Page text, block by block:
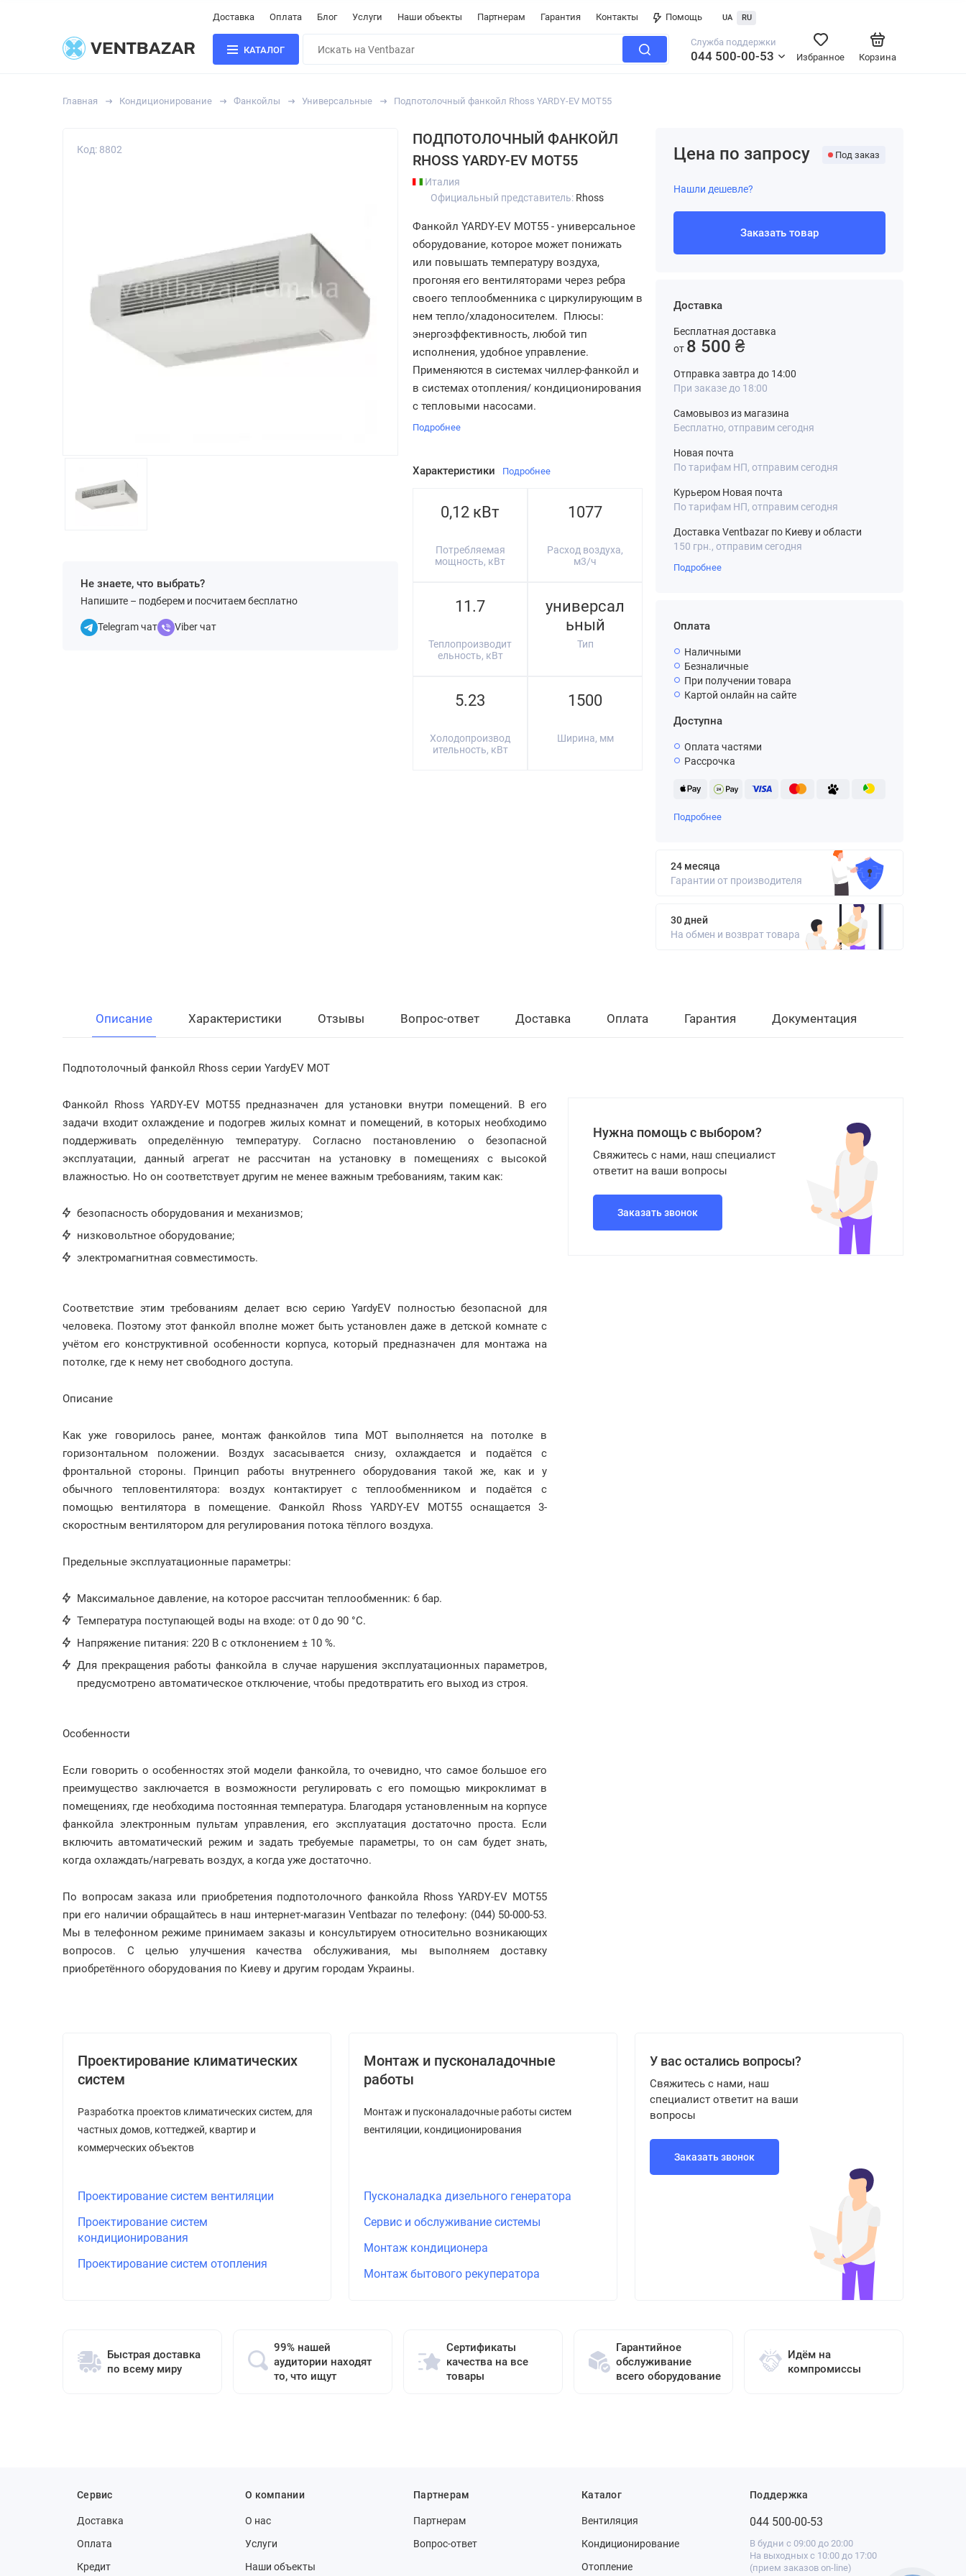
Доставка Оплата Блог Услуги Наши объекты Партнерам Гарантия Контакты Помощь UA RU
КАТАЛОГ
Служба поддержки
044 500-00-53 Корзина
Избранное
Главная Кондиционирование Фанкойлы Универсальные Подпотолочный фанкойл Rhoss YARDY-EV MOT55
Код: 8802
Не знаете, что выбрать?
Напишите – подберем и посчитаем бесплатно
Telegram чат Viber чат
ПОДПОТОЛОЧНЫЙ ФАНКОЙЛ
RHOSS YARDY-EV MOT55
Италия
Официальный представитель: Rhoss
Фанкойл YARDY-EV MOT55 - универсальное
оборудование, которое может понижать
или повышать температуру воздуха,
прогоняя его вентиляторами через ребра
своего теплообменника с циркулирующим в
нем тепло/хладоносителем. Плюсы:
энергоэффективность, любой тип
исполнения, удобное управление.
Применяются в системах чиллер-фанкойл и
в системах отопления/ кондиционирования
с тепловыми насосами.
Подробнее
Характеристики Подробнее
0,12 кВт
Потребляемая
мощность, кВт
1077
Расход воздуха,
м3/ч
11.7
Теплопроизводит
ельность, кВт
универсал
ьный
Тип
5.23
Холодопроизвод
ительность, кВт
1500
Ширина, мм
Цена по запросу Под заказ
Нашли дешевле?
Заказать товар
Доставка
Бесплатная доставка
от 8 500 ₴
Отправка завтра до 14:00
При заказе до 18:00
Самовывоз из магазина
Бесплатно, отправим сегодня
Новая почта
По тарифам НП, отправим сегодня
Курьером Новая почта
По тарифам НП, отправим сегодня
Доставка Ventbazar по Киеву и области
150 грн., отправим сегодня
Подробнее
Оплата
Наличными
Безналичные
При получении товара
Картой онлайн на сайте
Доступна
Оплата частями
Рассрочка
Подробнее
24 месяца
Гарантии от производителя
30 дней
На обмен и возврат товара
Описание Характеристики Отзывы Вопрос-ответ Доставка Оплата Гарантия Документация
Подпотолочный фанкойл Rhoss серии YardyEV MOT
Фанкойл Rhoss YARDY-EV MOT55 предназначен для установки внутри помещений. В его
задачи входит охлаждение и подогрев жилых комнат и помещений, в которых необходимо
поддерживать определённую температуру. Согласно постановлению о безопасной
эксплуатации, данный агрегат не рассчитан на установку в помещениях с высокой
влажностью. Но он соответствует другим не менее важным требованиям, таким как:
безопасность оборудования и механизмов;
низковольтное оборудование;
электромагнитная совместимость.
Соответствие этим требованиям делает всю серию YardyEV полностью безопасной для
человека. Поэтому этот фанкойл вполне может быть установлен даже в детской комнате с
учётом его конструктивной особенности корпуса, который предназначен для монтажа на
потолке, где к нему нет свободного доступа.
Описание
Как уже говорилось ранее, монтаж фанкойлов типа МОТ выполняется на потолке в
горизонтальном положении. Воздух засасывается снизу, охлаждается и подаётся с
фронтальной стороны. Принцип работы внутреннего оборудования такой же, как и у
обычного тепловентилятора: воздух контактирует с теплообменником и подаётся с
помощью вентилятора в помещение. Фанкойл Rhoss YARDY-EV MOT55 оснащаeтся 3-
скоростным вентилятором для регулирования потока тёплого воздуха.
Предельные эксплуатационные параметры:
Максимальное давление, на которое рассчитан теплообменник: 6 бар.
Температура поступающей воды на входе: от 0 до 90 °C.
Напряжение питания: 220 В с отклонением ± 10 %.
Для прекращения работы фанкойла в случае нарушения эксплуатационных параметров,
предусмотрено автоматическое отключение, чтобы предотвратить его выход из строя.
Особенности
Если говорить о особенностях этой модели фанкойла, то очевидно, что самое большое его
преимущество заключается в возможности регулировать с его помощью микроклимат в
помещениях, где необходима постоянная температура. Благодаря установленным на корпусе
фанкойла электронным пультам управления, его эксплуатация достаточно проста. Если
включить автоматический режим и задать требуемые параметры, то он сам будет знать,
когда охлаждать/нагревать воздух, а когда уже достаточно.
По вопросам заказа или приобретения подпотолочного фанкойла Rhoss YARDY-EV MOT55
при его наличии обращайтесь в наш интернет-магазин Ventbazar по телефону: (044) 50-000-53.
Мы в телефонном режиме принимаем заказы и консультируем относительно возникающих
вопросов. С целью улучшения качества обслуживания, мы выполняем доставку
приобретённого оборудования по Киеву и другим городам Украины.
Нужна помощь с выбором?
Свяжитесь с нами, наш специалист
ответит на ваши вопросы
Заказать звонок
Проектирование климатических
систем
Разработка проектов климатических систем, для
частных домов, коттеджей, квартир и
коммерческих объектов
Проектирование систем вентиляции
Проектирование систем
кондиционирования
Проектирование систем отопления
Монтаж и пусконаладочные
работы
Монтаж и пусконаладочные работы систем
вентиляции, кондиционирования
Пусконаладка дизельного генератора
Сервис и обслуживание системы
Монтаж кондиционера
Монтаж бытового рекуператора
У вас остались вопросы?
Свяжитесь с нами, наш
специалист ответит на ваши
вопросы
Заказать звонок
Быстрая доставка
по всему миру
99% нашей
аудитории находят
то, что ищут
Сертификаты
качества на все
товары
Гарантийное
обслуживание
всего оборудование
Идём на
компромиссы
Сервис
Доставка
Оплата
Кредит
О компании
О нас
Услуги
Наши объекты
Партнерам
Партнерам
Вопрос-ответ
Каталог
Вентиляция
Кондиционирование
Отопление
Поддержка
044 500-00-53
В будни с 09:00 до 20:00
На выходных с 10:00 до 17:00
(прием заказов on-line)